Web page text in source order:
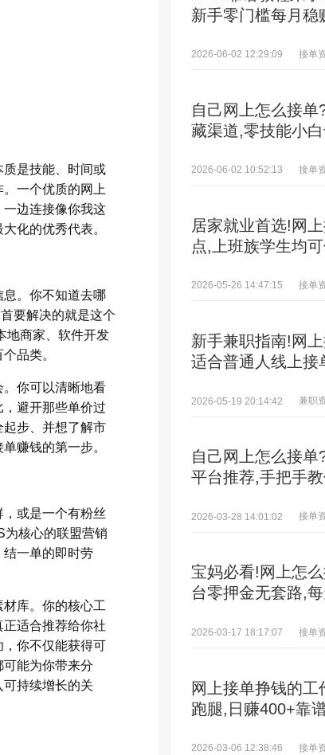
是技能、时间或
一个优质的网上
边连接像你我这
化的优秀代表。
。你不知道去哪
要解决的就是这个
地商家、软件开发
品类。
你可以清晰地看
避开那些单价过
步、并想了解市
赚钱的第一步。
或是一个有粉丝
为核心的联盟营销
一单的即时劳
库。你的核心工
适合推荐给你社
你不仅能获得可
能为你带来分
持续增长的关
新手零门槛每月稳
2026-06-02 12:29:09 接单
自己网上怎么接单
藏渠道,零技能小
2026-06-02 10:52:13 接单
居家就业首选!网
点,上班族学生均
2026-05-26 14:47:15 接单
新手兼职指南!网
适合普通人线上接
2026-05-19 20:14:42 兼职
自己网上怎么接单
平台推荐,手把手
2026-03-28 14:01:02 接单
宝妈必看!网上怎
台零押金无套路,
2026-03-17 18:17:07 接单
网上接单挣钱的工
跑腿,日赚400+靠
2026-03-06 12:38:46 接单